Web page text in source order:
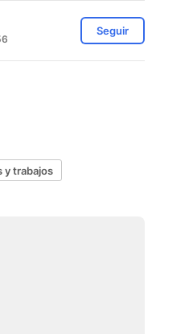
Seguir
y trabajos